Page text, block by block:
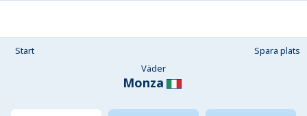
Start
Spara plats
Väder
Monza